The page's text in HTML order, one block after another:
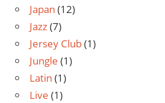
Japan (12)
Jazz(7)
Jersey Club(1)
Jungle (1)
Latin (1)
Live (1)